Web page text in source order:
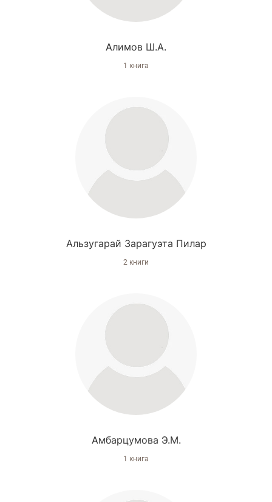
Алимов Ш.А.
1 книга
Альзугарай Зарагуэта Пилар
2 книги
Амбарцумова Э.М.
1 книга